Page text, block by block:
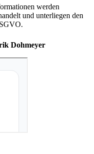
werden
und unterliegen den
Dohmeyer